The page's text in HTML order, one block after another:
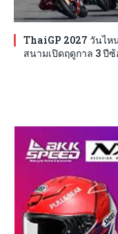
ThaiGP 2027 วันไห
สนามเปิดฤดูกาล 3 ปี